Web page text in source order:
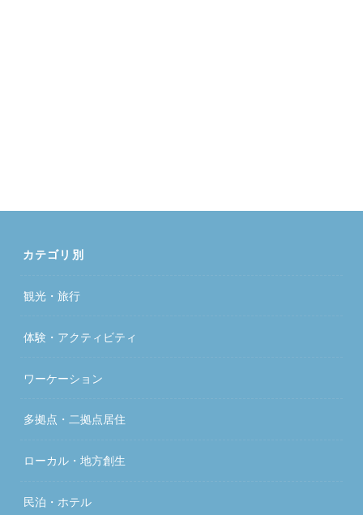
カテゴリ別
観光・旅行
体験・アクティビティ
ワーケーション
多拠点・二拠点居住
ローカル・地方創生
民泊・ホテル